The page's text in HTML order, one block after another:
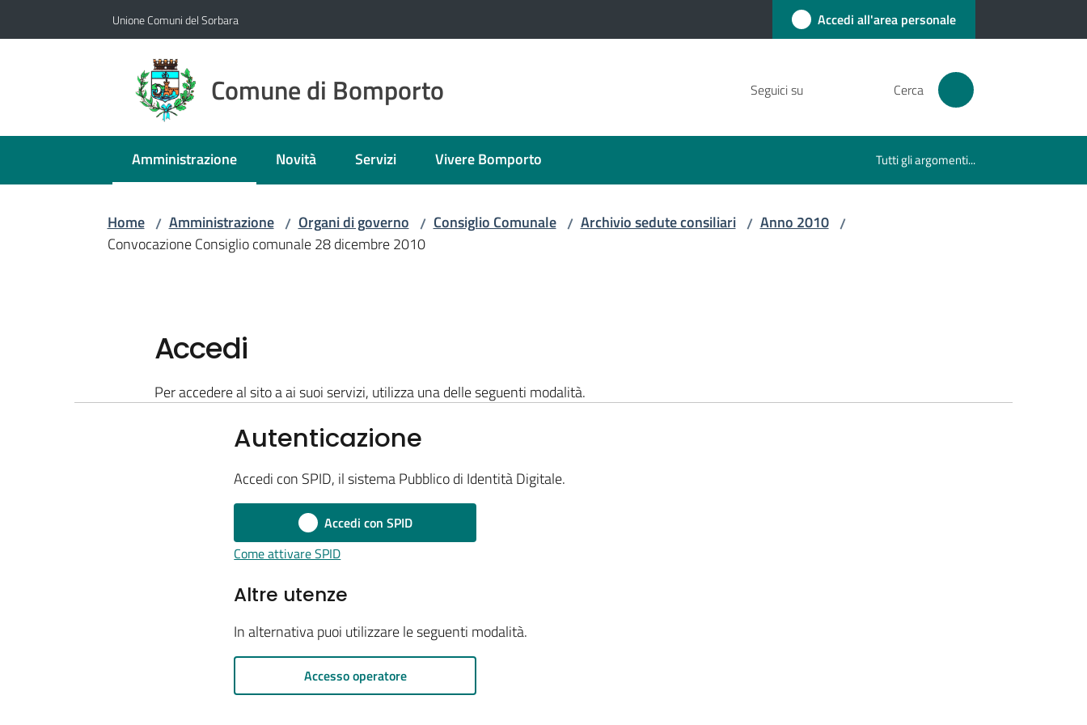
Unione Comuni del Sorbara Accedi all'area personale
Comune di Bomporto Seguici su Cerca
Amministrazione
Menu selezionato Novità Servizi Vivere Bomporto Tutti gli argomenti...
Home / Amministrazione / Organi di governo / Consiglio Comunale / Archivio sedute consiliari / Anno 2010 /
Convocazione Consiglio comunale 28 dicembre 2010
Accedi
Per accedere al sito a ai suoi servizi, utilizza una delle seguenti modalità.
Autenticazione
Accedi con SPID, il sistema Pubblico di Identità Digitale.
Accedi con SPID
Come attivare SPID
Altre utenze
In alternativa puoi utilizzare le seguenti modalità.
Accesso operatore